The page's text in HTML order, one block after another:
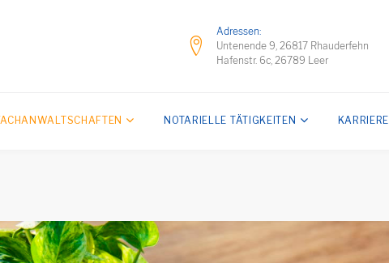
Adressen:
Untenende 9, 26817 Rhauderfehn
Hafenstr. 6c, 26789 Leer
NOTARIELLE TÄTIGKEITEN KARRIERE